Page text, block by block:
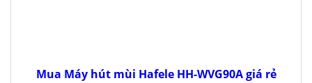
Mua Máy hút mùi Hafele HH-WVG90A giá rẻ